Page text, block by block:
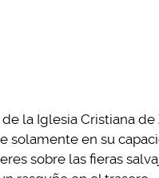
la Iglesia Cristiana
solamente en su
sobre las fieras